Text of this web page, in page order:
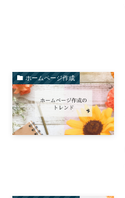
ホームページ作成